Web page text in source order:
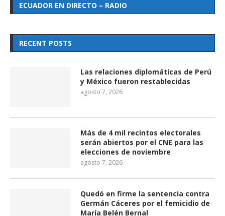
ECUADOR EN DIRECTO – RADIO
RECENT POSTS
Las relaciones diplomáticas de Perú
y México fueron restablecidas
agosto 7, 2026
Más de 4 mil recintos electorales
serán abiertos por el CNE para las
elecciones de noviembre
agosto 7, 2026
Quedó en firme la sentencia contra
Germán Cáceres por el femicidio de
María Belén Bernal